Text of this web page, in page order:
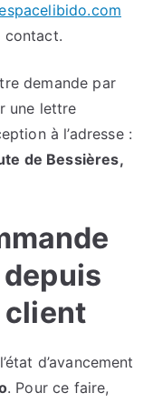
contact.
demande par
une lettre
à l’adresse :
de Bessières,
client
d’avancement
. Pour ce faire,